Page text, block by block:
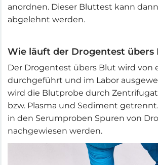
anordnen. Dieser Bluttest kann
abgelehnt werden.
Wie läuft der Drogentest übers
Der Drogentest übers Blut wird von
durchgeführt und im Labor
wird die Blutprobe durch
bzw. Plasma und Sediment
in den Serumproben Spuren von
nachgewiesen werden.